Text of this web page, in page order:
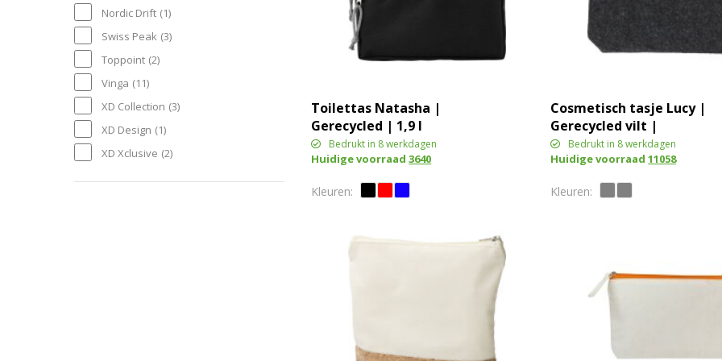
Nordic Drift (1)
Swiss Peak (3)
Toppoint (2)
Vinga (11)
XD Collection (3)
XD Design (1)
XD Xclusive (2)
Toilettas Natasha |
Gerecycled | 1,9 l
Bedrukt in 8 werkdagen
Huidige voorraad3640
Cosmetisch tasje Lucy |
Gerecycled vilt |
Synthetisch leren
details
Bedrukt in 8 werkdagen
Huidige voorraad11058